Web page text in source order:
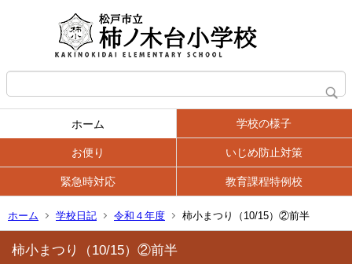
ホーム 学校の様子
お便り いじめ防止対策
緊急時対応 教育課程特例校
ホーム 学校日記 令和４年度 柿小まつり（10/15）②前半
柿小まつり（10/15）②前半